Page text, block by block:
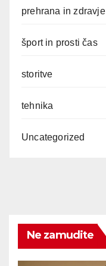
prehrana in zdravje
šport in prosti čas
storitve
tehnika
Uncategorized
Ne zamudite